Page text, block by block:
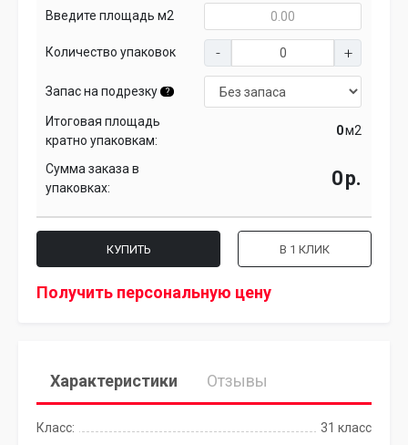
Введите площадь м2
Количество упаковок
Запас на подрезку ?
Итоговая площадь
кратно упаковкам:
м2
Сумма заказа в
упаковках:
р.
КУПИТЬ В 1 КЛИК
Получить персональную цену
Характеристики Отзывы
Класс:
31 класс